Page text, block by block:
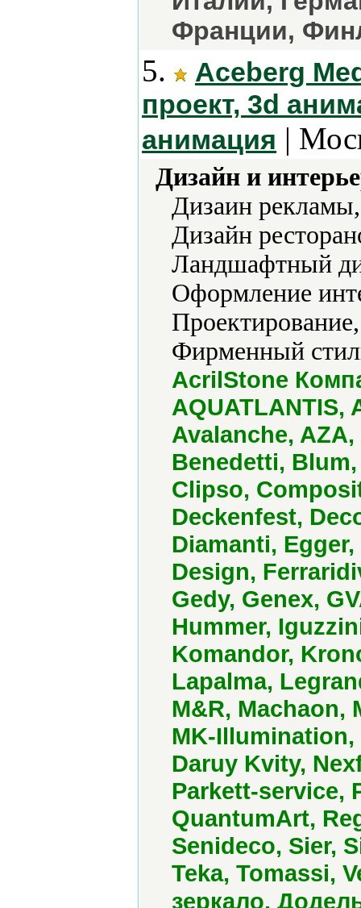
Франции,
5.
Aceberg
проект, 3d
анимация |
Дизайн и
Дизаин
Дизайн
Ландшафтный
Оформление
Фирменный
AcrilStone
AQUATLANTIS,
Avalanche,
Benedetti,
Clipso,
Deckenfest,
Diamanti,
Design,
Gedy, Genex,
Hummer,
Komandor,
Lapalma,
M&R, Machaon,
MK-Illumination,
Daruy Kvity,
Parkett-service,
QuantumArt,
Senideco, Sier,
Teka, Tomassi,
зеркало,